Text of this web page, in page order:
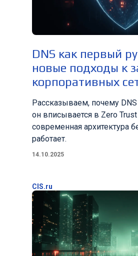
DNS как первый
новые подходы к
корпоративных
Рассказываем, почему
он вписывается в Zero
современная архитектура
работает.
14.10.2025
CIS.ru